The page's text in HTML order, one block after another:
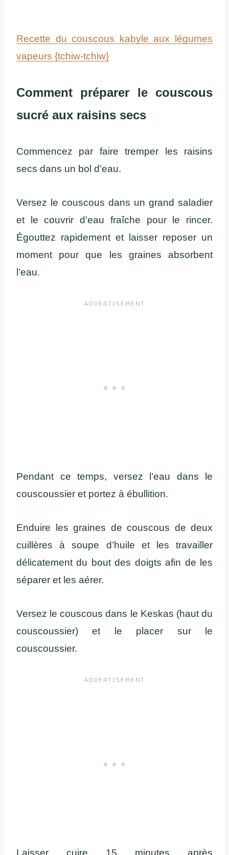
Recette du couscous kabyle aux légumes
vapeurs {tchiw-tchiw}
Comment préparer le couscous
sucré aux raisins secs
Commencez par faire tremper les raisins
secs dans un bol d’eau.
Versez le couscous dans un grand saladier
et le couvrir d’eau fraîche pour le rincer.
Égouttez rapidement et laisser reposer un
moment pour que les graines absorbent
l’eau.
Pendant ce temps, versez l’eau dans le
couscoussier et portez à ébullition.
Enduire les graines de couscous de deux
cuillères à soupe d’huile et les travailler
délicatement du bout des doigts afin de les
séparer et les aérer.
Versez le couscous dans le Keskas (haut du
couscoussier) et le placer sur le
couscoussier.